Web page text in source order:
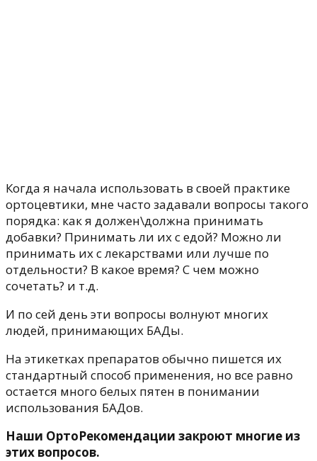
Когда я начала использовать в своей практике
ортоцевтики, мне часто задавали вопросы такого
порядка: как я должен\должна принимать
добавки? Принимать ли их с едой? Можно ли
принимать их с лекарствами или лучше по
отдельности? В какое время? С чем можно
сочетать? и т.д.
И по сей день эти вопросы волнуют многих
людей, принимающих БАДы.
На этикетках препаратов обычно пишется их
стандартный способ применения, но все равно
остается много белых пятен в понимании
использования БАДов.
Наши ОртоРекомендации закроют многие из
этих вопросов.